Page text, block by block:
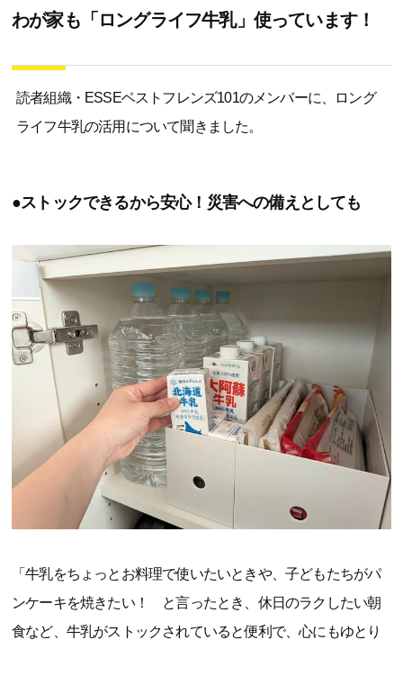
わが家も「ロングライフ牛乳」使っています！
読者組織・ESSEベストフレンズ101のメンバーに、ロング
ライフ牛乳の活用について聞きました。
●ストックできるから安心！災害への備えとしても
「牛乳をちょっとお料理で使いたいときや、子どもたちがパ
ンケーキを焼きたい！ と言ったとき、休日のラクしたい朝
食など、牛乳がストックされていると便利で、心にもゆとり